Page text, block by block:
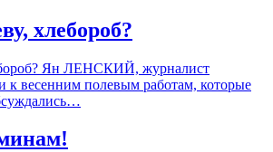
хлебороб?
Ян ЛЕНСКИЙ, журналист
к весенним полевым работам, которые